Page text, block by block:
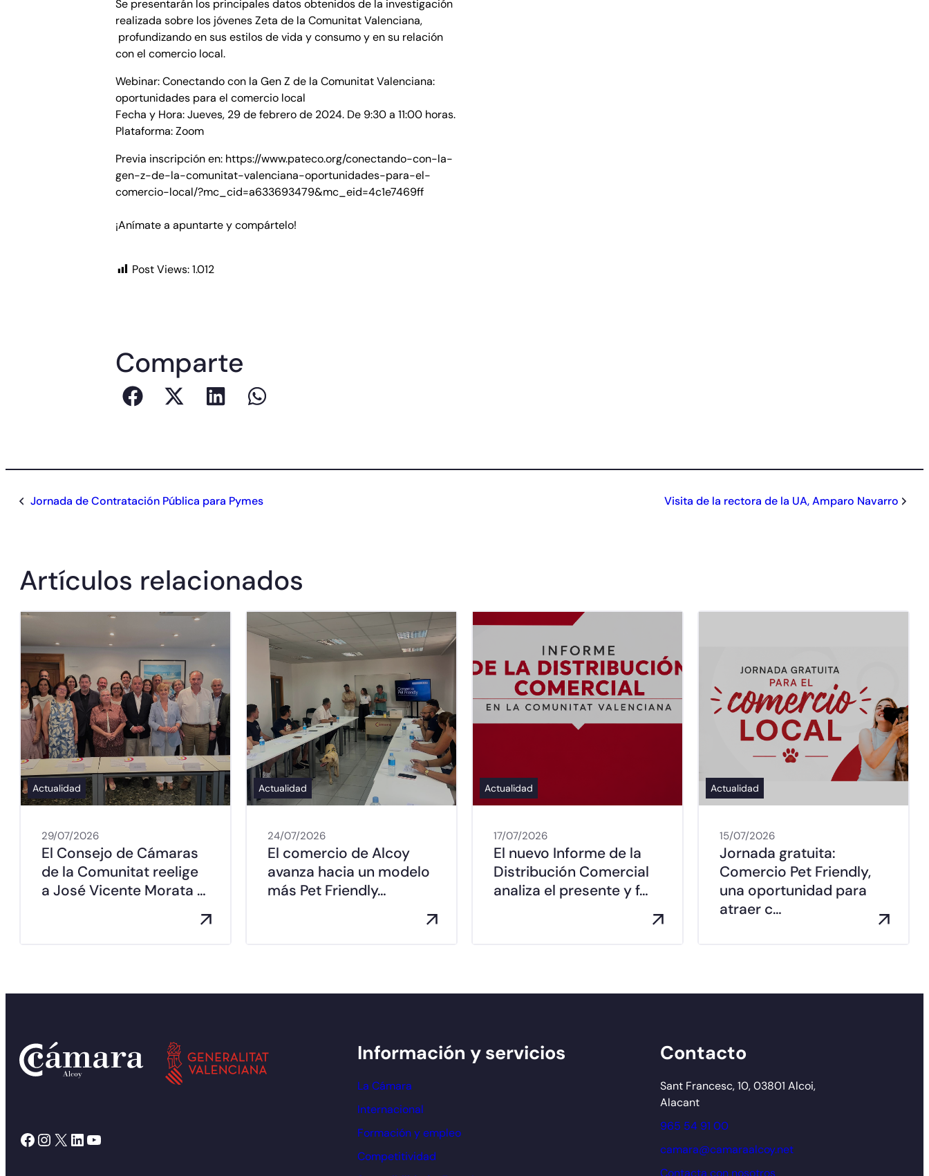
Se presentarán los principales datos obtenidos de la investigación
realizada sobre los jóvenes Zeta de la Comunitat Valenciana,
profundizando en sus estilos de vida y consumo y en su relación
con el comercio local.
Webinar: Conectando con la Gen Z de la Comunitat Valenciana:
oportunidades para el comercio local
Fecha y Hora: Jueves, 29 de febrero de 2024. De 9:30 a 11:00 horas.
Plataforma: Zoom
Previa inscripción en: https://www.pateco.org/conectando-con-la-
gen-z-de-la-comunitat-valenciana-oportunidades-para-el-
comercio-local/?mc_cid=a633693479&mc_eid=4c1e7469ff
¡Anímate a apuntarte y compártelo!
Post Views: 1.012
Comparte
Jornada de Contratación Pública para Pymes Visita de la rectora de la UA, Amparo Navarro
Artículos relacionados
Actualidad
29/07/2026
El Consejo de Cámaras
de la Comunitat reelige
a José Vicente Morata …
Actualidad
24/07/2026
El comercio de Alcoy
avanza hacia un modelo
más Pet Friendly…
Actualidad
17/07/2026
El nuevo Informe de la
Distribución Comercial
analiza el presente y f…
Actualidad
15/07/2026
Jornada gratuita:
Comercio Pet Friendly,
una oportunidad para
atraer c…
Facebook Instagram X LinkedIn YouTube
Información y servicios
La Cámara
Internacional
Formación y empleo
Competitividad
Contacto
Sant Francesc, 10, 03801 Alcoi,
Alacant
965 54 91 00
camara@camaraalcoy.net
Contacta con nosotros